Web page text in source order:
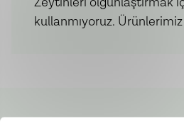
kullanmıyoruz.